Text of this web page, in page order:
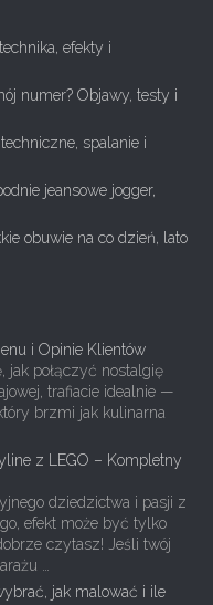
efekty i
numer? Objawy, testy i
spalanie i
jeansowe jogger,
obuwie na co dzień, lato
i Opinie Klientów
jak połączyć nostalgię
trafiacie idealnie —
brzmi jak kulinarna
z LEGO – Kompletny
dziedzictwa i pasji z
efekt może być tylko
czytasz! Jeśli twój
…
jak malować i ile